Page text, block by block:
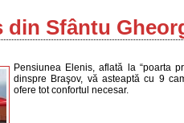
din Sfântu
Pensiunea Elenis, aflată la “poarta
dinspre Braşov, vă asteaptă cu 9
ofere tot confortul necesar.